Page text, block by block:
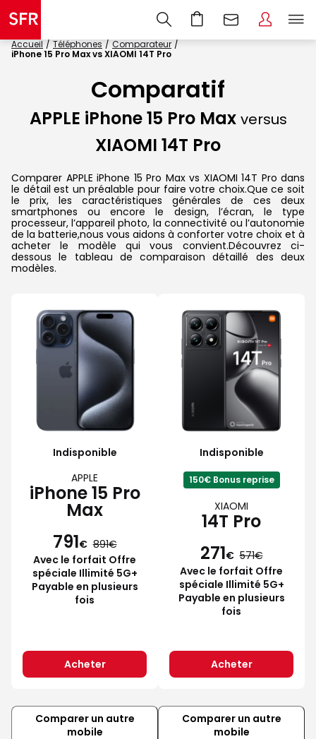
Accueil Téléphones
Comparateur
iPhone 15 Pro Max vs XIAOMI 14T Pro
Comparatif
APPLE iPhone 15 Pro Max versus
XIAOMI 14T Pro
Comparer APPLE iPhone 15 Pro Max vs XIAOMI 14T Pro dans
le détail est un préalable pour faire votre choix.Que ce soit
le prix, les caractéristiques générales de ces deux
smartphones ou encore le design, l’écran, le type
processeur, l’appareil photo, la connectivité ou l’autonomie
de la batterie,nous vous aidons à conforter votre choix et à
acheter le modèle qui vous convient.Découvrez ci-
dessous le tableau de comparaison détaillé des deux
modèles.
Indisponible
APPLE
iPhone 15 Pro
Max
791€ 891
Avec le forfait Offre
spéciale Illimité 5G+
Payable en plusieurs
fois
Acheter
Indisponible
150€ Bonus reprise
XIAOMI
14T Pro
271€ 571
Avec le forfait Offre
spéciale Illimité 5G+
Payable en plusieurs
fois
Acheter
Comparer un autre
mobile
Comparer un autre
mobile